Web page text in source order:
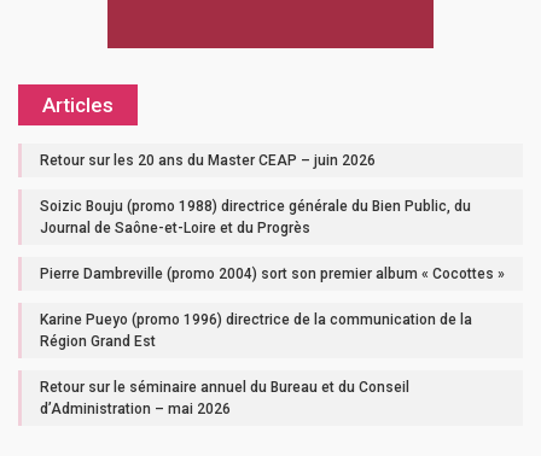
Articles
Retour sur les 20 ans du Master CEAP – juin 2026
Soizic Bouju (promo 1988) directrice générale du Bien Public, du
Journal de Saône-et-Loire et du Progrès
Pierre Dambreville (promo 2004) sort son premier album « Cocottes »
Karine Pueyo (promo 1996) directrice de la communication de la
Région Grand Est
Retour sur le séminaire annuel du Bureau et du Conseil
d’Administration – mai 2026